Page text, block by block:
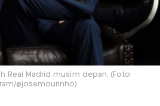
Real Madrid musim depan. (Foto:
@josemourinho)